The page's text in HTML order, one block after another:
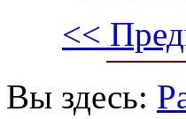
<<
Вы здесь: